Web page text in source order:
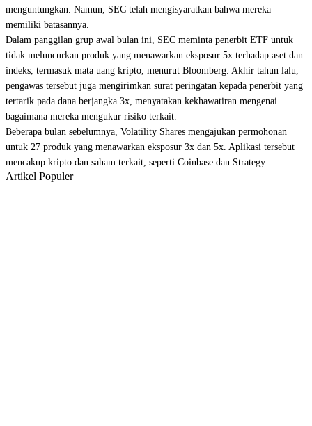
menguntungkan. Namun, SEC telah mengisyaratkan bahwa mereka
memiliki batasannya.
Dalam panggilan grup awal bulan ini, SEC meminta penerbit ETF untuk
tidak meluncurkan produk yang menawarkan eksposur 5x terhadap aset dan
indeks, termasuk mata uang kripto, menurut Bloomberg. Akhir tahun lalu,
pengawas tersebut juga mengirimkan surat peringatan kepada penerbit yang
tertarik pada dana berjangka 3x, menyatakan kekhawatiran mengenai
bagaimana mereka mengukur risiko terkait.
Beberapa bulan sebelumnya, Volatility Shares mengajukan permohonan
untuk 27 produk yang menawarkan eksposur 3x dan 5x. Aplikasi tersebut
mencakup kripto dan saham terkait, seperti Coinbase dan Strategy.
Artikel Populer